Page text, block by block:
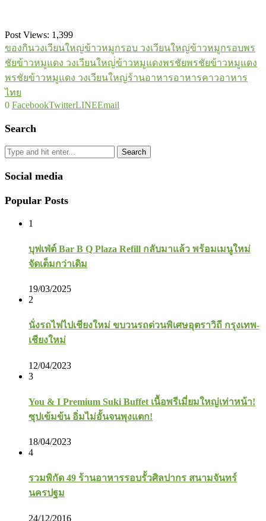
Post Views: 1,399
ของกินวงเวียนใหญ่ข้าวหมูกรอบ วงเวียนใหญ่ข้าวหมูกรอบพร
ชัยข้าวหมูแดง วงเวียนใหญ่่ข้าวหมูแดงพรชัยพรชัยข้าวหมูแดง
พรชัยข้าวหมูแดง วงเวียนใหญ่ร้านอาหารอาหารคาวอาหาร
ไทย
0 FacebookTwitterLINEEmail
Search
Search
Social media
Popular Posts
1
บุฟเฟ่ต์ Bar B Q Plaza Refill กลับมาแล้ว พร้อมเมนูใหม่
จัดเต็มกว่าเดิม
19/03/2025
2
นั่งรถไฟไปเชียงใหม่ ขบวนรถด่วนพิเศษอุตราวิถี กรุงเทพ-
เชียงใหม่
12/04/2023
3
You & I Premium Suki Buffet เนื้อพรีเมี่ยมใหญ่เท่าหน้า!
ซุปเข้มข้น อิ่มไม่อั้นจนพุงแตก!
18/04/2023
4
รวมพิกัด 49 ร้านอาหารรอบรั้วศิลปากร สนามจันทร์
นครปฐม
24/12/2016